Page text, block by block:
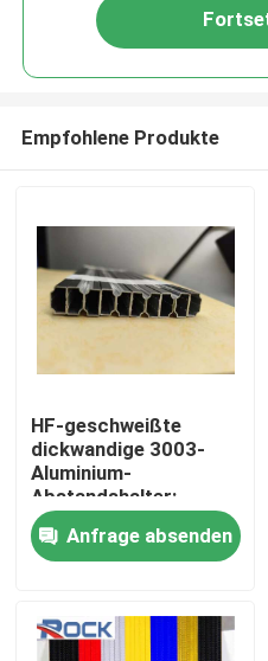
Haus
Videos
Empfohlene Produkte
HF-geschweißte
dickwandige 3003-
Aluminium-
Abstandshalter:
Maximale strukturelle
Steifigkeit und
beschlagfreie
Premium-IGUs
Anfrage absenden